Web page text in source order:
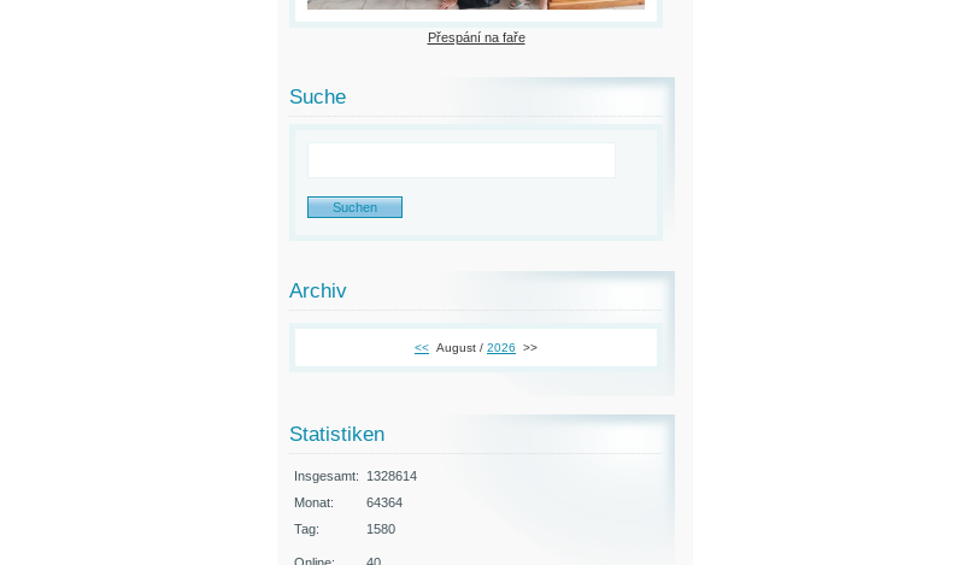
Přespání na faře
Suche
Archiv
<< August / 2026 >>
Statistiken
Insgesamt:
1328614
Monat:
64364
Tag:
1580